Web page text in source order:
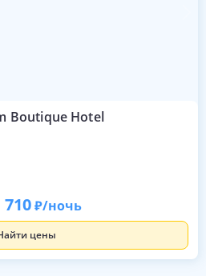
Boutique Hotel
710 /ночь
цены